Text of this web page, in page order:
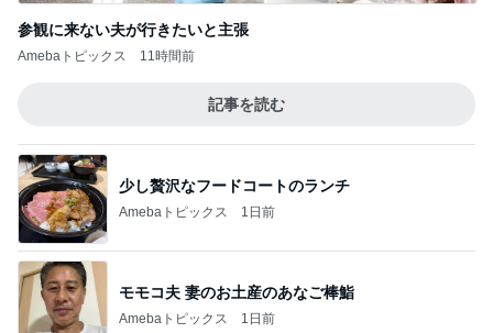
参観に来ない夫が行きたいと主張
Amebaトピックス 11時間前
記事を読む
少し贅沢なフードコートのランチ
Amebaトピックス 1日前
モモコ夫 妻のお土産のあなご棒鮨
Amebaトピックス 1日前